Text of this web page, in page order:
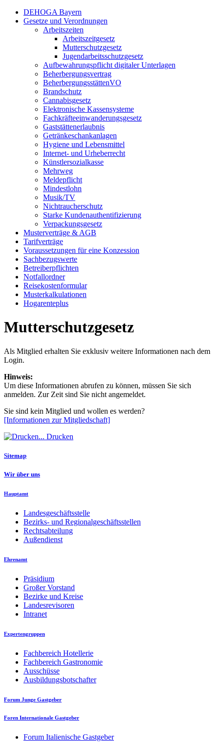
DEHOGA Bayern
Gesetze und Verordnungen
Arbeitszeiten
Arbeitszeitgesetz
Mutterschutzgesetz
Jugendarbeitsschutzgesetz
Aufbewahrungspflicht digitaler Unterlagen
Beherbergungsvertrag
BeherbergungsstättenVO
Brandschutz
Cannabisgesetz
Elektronische Kassensysteme
Fachkräfteeinwanderungsgesetz
Gaststättenerlaubnis
Getränkeschankanlagen
Hygiene und Lebensmittel
Internet- und Urheberrecht
Künstlersozialkasse
Mehrweg
Meldepflicht
Mindestlohn
Musik/TV
Nichtraucherschutz
Starke Kundenauthentifizierung
Verpackungsgesetz
Musterverträge & AGB
Tarifverträge
Voraussetzungen für eine Konzession
Sachbezugswerte
Betreiberpflichten
Notfallordner
Reisekostenformular
Musterkalkulationen
Hogarenteplus
Mutterschutzgesetz
Als Mitglied erhalten Sie exklusiv weitere Informationen nach dem
Login.
Hinweis:
Um diese Informationen abrufen zu können, müssen Sie sich
anmelden. Zur Zeit sind Sie nicht angemeldet.
Sie sind kein Mitglied und wollen es werden?
[Informationen zur Mitgliedschaft]
Drucken
Sitemap
Wir über uns
Hauptamt
Landesgeschäftsstelle
Bezirks- und Regionalgeschäftsstellen
Rechtsabteilung
Außendienst
Ehrenamt
Präsidium
Großer Vorstand
Bezirke und Kreise
Landesrevisoren
Intranet
Expertengruppen
Fachbereich Hotellerie
Fachbereich Gastronomie
Ausschüsse
Ausbildungsbotschafter
Forum Junge Gastgeber
Foren Internationale Gastgeber
Forum Italienische Gastgeber